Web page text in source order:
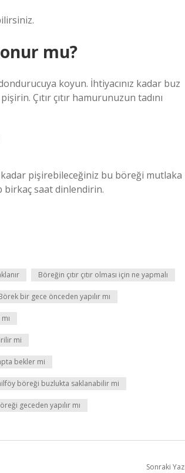
mu?
koyun. İhtiyacınız kadar buz
Çıtır çıtır hamurunuzun tadını
kadar pişirebileceğiniz bu böreği mutlaka
birkaç saat dinlendirin.
Böreğin çıtır çıtır olması için ne yapmalı
bir gece önceden yapılır mı
mi
bekler mi
böreği buzlukta saklanabilir mi
geceden yapılır mı
Sonraki